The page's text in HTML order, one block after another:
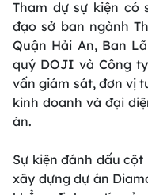
Tham dự sự kiện có
đạo sở ban ngành
Quận Hải An, Ban
quý DOJI và Công
vấn giám sát, đơn vị
kinh doanh và đại
án.
Sự kiện đánh dấu
xây dựng dự án